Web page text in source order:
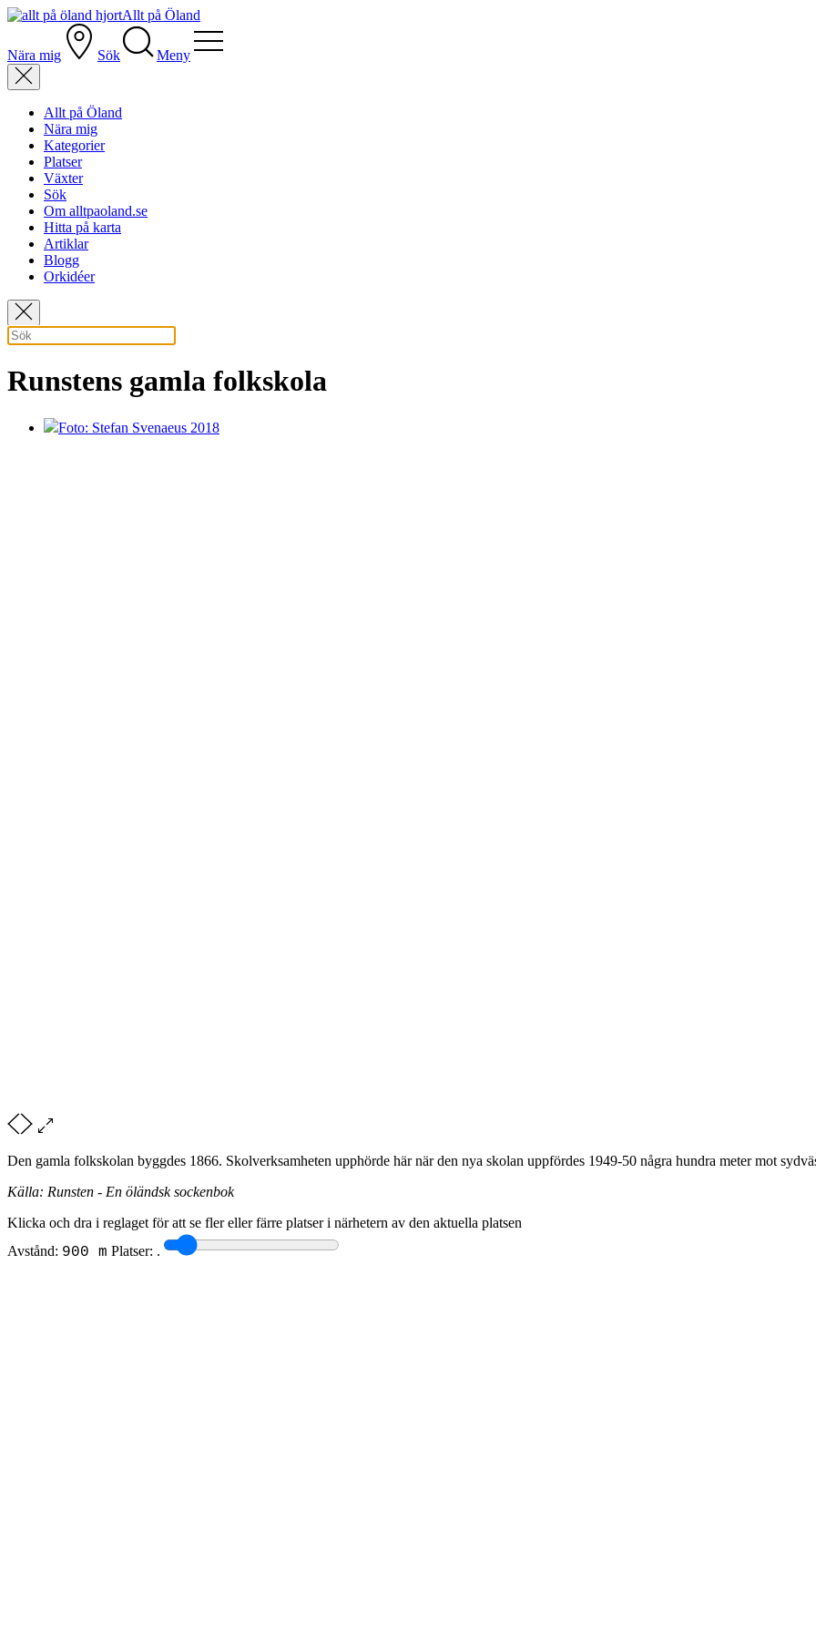
Allt på Öland
Nära mig Sök Meny
Allt på Öland
Nära mig
Kategorier
Platser
Växter
Sök
Om alltpaoland.se
Hitta på karta
Artiklar
Blogg
Orkidéer
Runstens gamla folkskola
Foto: Stefan Svenaeus 2018
Den gamla folkskolan byggdes 1866. Skolverksamheten upphörde här när den nya skolan uppfördes 1949-50 några hundra meter mot
Källa: Runsten - En öländsk sockenbok
Klicka och dra i reglaget för att se fler eller färre platser i närhetern av den aktuella platsen
Avstånd: 900 m Platser: .